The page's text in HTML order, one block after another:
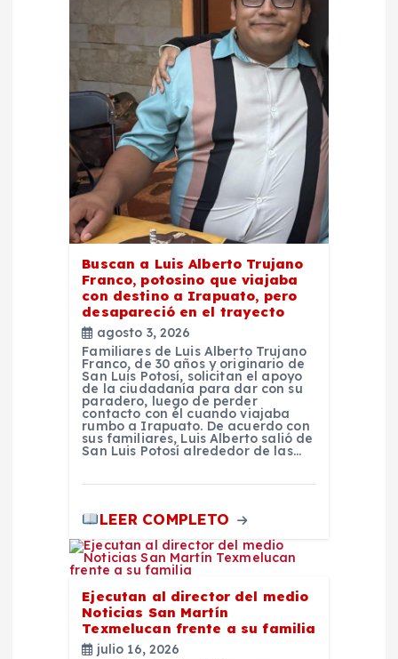
Buscan a Luis Alberto Trujano
Franco, potosino que viajaba
con destino a Irapuato, pero
desapareció en el trayecto
agosto 3, 2026
Familiares de Luis Alberto Trujano
Franco, de 30 años y originario de
San Luis Potosí, solicitan el apoyo
de la ciudadanía para dar con su
paradero, luego de perder
contacto con él cuando viajaba
rumbo a Irapuato. De acuerdo con
sus familiares, Luis Alberto salió de
San Luis Potosí alrededor de las…
LEER COMPLETO
Ejecutan al director del medio
Noticias San Martín
Texmelucan frente a su familia
julio 16, 2026